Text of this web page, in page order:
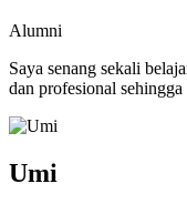
Alumni
Saya senang sekali
dan profesional
Umi